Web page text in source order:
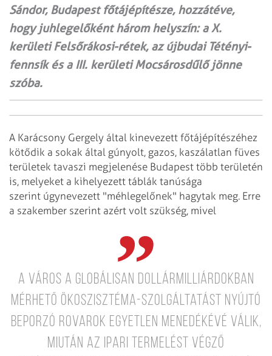
Sándor, Budapest főtájépítésze, hozzátéve,
hogy juhlegelőként három helyszín: a X.
kerületi Felsőrákosi-rétek, az újbudai Tétényi-
fennsík és a III. kerületi Mocsárosdűlő jönne
szóba.
A Karácsony Gergely által kinevezett főtájépítészéhez
kötődik a sokak által gúnyolt, gazos, kaszálatlan füves
területek tavaszi megjelenése Budapest több területén
is, melyeket a kihelyezett táblák tanúsága
szerint úgynevezett "méhlegelőnek" hagytak meg. Erre
a szakember szerint azért volt szükség, mivel
a város a globálisan dollármilliárdokban
mérhető ökoszisztéma-szolgáltatást nyújtó
beporzó rovarok egyetlen menedékévé válik,
miután az ipari termelést végző